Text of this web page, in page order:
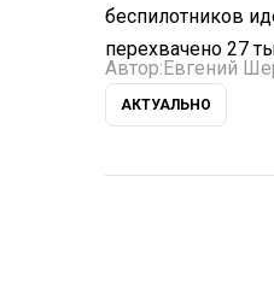
беспилотников
перехвачено 27
Автор: Евгений
АКТУАЛЬНО